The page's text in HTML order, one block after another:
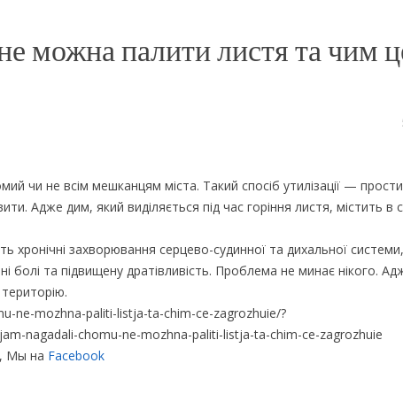
можна палити листя та чим
чи не всім мешканцям міста. Такий спосіб утилізації —
Адже дим, який виділяється під час горіння листя, містить в
захворювання серцево-судинної та дихальної системи,
та підвищену дратівливість. Проблема не минає нікого.
ne-mozhna-paliti-listja-ta-chim-ce-zagrozhuie/?
nagadali-chomu-ne-mozhna-paliti-listja-ta-chim-ce-zagrozhuie
, Мы на Facebook